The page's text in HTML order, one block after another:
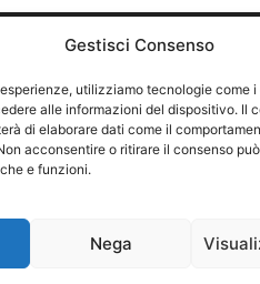
Gestisci Consenso
utilizziamo tecnologie come
alle informazioni del dispositivo. Il
di elaborare dati come il
acconsentire o ritirare il consenso
e funzioni.
Nega